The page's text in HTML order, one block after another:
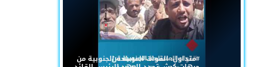
#متداول: القوات المسلحة الجنوبية من